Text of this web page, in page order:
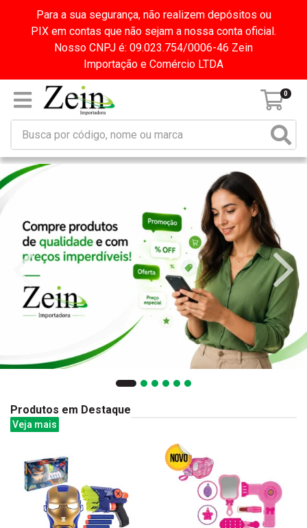
Para a sua segurança, não realizem depósitos ou
PIX em contas que não sejam a nossa conta oficial.
Nosso CNPJ é: 09.023.754/0006-46 Zein
Importação e Comércio LTDA
0
Produtos em Destaque
Veja mais